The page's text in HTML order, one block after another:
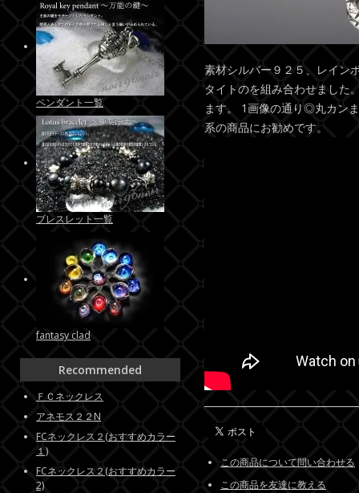
素材シルバー９２５、レイン
タイトのを組み合わせました
ます。 1画像の通り◎丸カン
系の商品にお勧めです。
この商品について問い合わせる
この商品を友達に教える
ペンダント一覧
ブレスレット一覧
fantasy clad
Recommended
ＦＣネックレス
アネモス２２N
FCネックレス２(おすすめカラー
１)
FCネックレス２(おすすめカラー
2)